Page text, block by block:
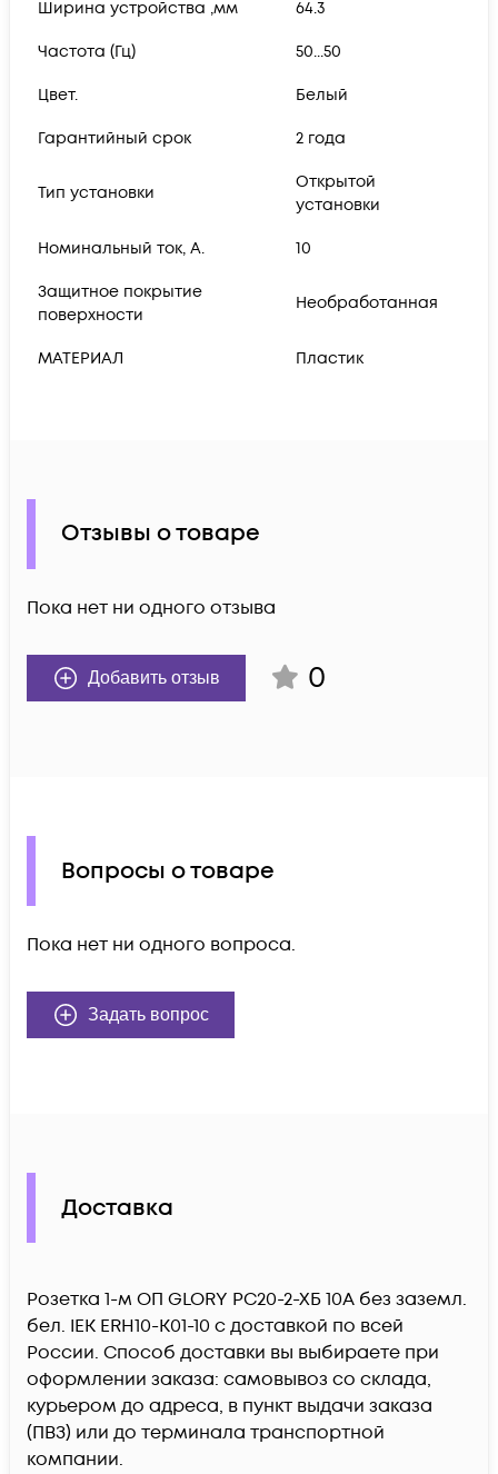
Ширина устройства ,мм 64.3
Частота (Гц) 50...50
Цвет. Белый
Гарантийный срок 2 года
Тип установки
Открытой
установки
Номинальный ток, А. 10
Защитное покрытие
поверхности
Необработанная
МАТЕРИАЛ Пластик
Отзывы о товаре
Пока нет ни одного отзыва
Добавить отзыв 0
Вопросы о товаре
Пока нет ни одного вопроса.
Задать вопрос
Доставка
Розетка 1-м ОП GLORY РС20-2-ХБ 10А без заземл.
бел. IEK ERH10-K01-10 c доставкой по всей
России. Способ доставки вы выбираете при
оформлении заказа: самовывоз со склада,
курьером до адреса, в пункт выдачи заказа
(ПВЗ) или до терминала транспортной
компании.